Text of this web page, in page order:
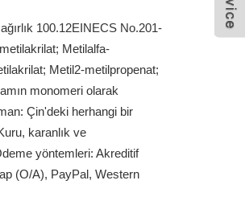
100.12EINECS No.201-
Metilalfa-
Metil2-metilpropenat;
monomeri olarak
Çin'deki herhangi bir
karanlık ve
yöntemleri: Akreditif
(O/A), PayPal, Western